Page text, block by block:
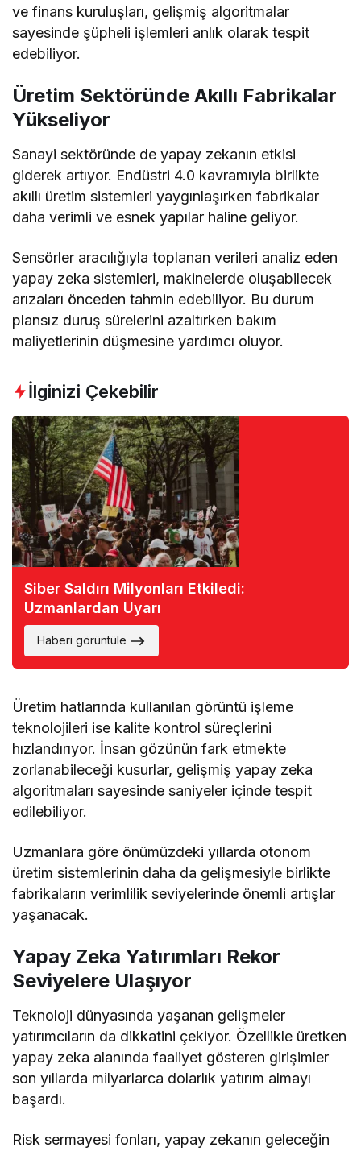
ve finans kuruluşları, gelişmiş algoritmalar
sayesinde şüpheli işlemleri anlık olarak tespit
edebiliyor.
Üretim Sektöründe Akıllı Fabrikalar
Yükseliyor
Sanayi sektöründe de yapay zekanın etkisi
giderek artıyor. Endüstri 4.0 kavramıyla birlikte
akıllı üretim sistemleri yaygınlaşırken fabrikalar
daha verimli ve esnek yapılar haline geliyor.
Sensörler aracılığıyla toplanan verileri analiz eden
yapay zeka sistemleri, makinelerde oluşabilecek
arızaları önceden tahmin edebiliyor. Bu durum
plansız duruş sürelerini azaltırken bakım
maliyetlerinin düşmesine yardımcı oluyor.
İlginizi Çekebilir
Siber Saldırı Milyonları Etkiledi:
Uzmanlardan Uyarı
Haberi görüntüle
Üretim hatlarında kullanılan görüntü işleme
teknolojileri ise kalite kontrol süreçlerini
hızlandırıyor. İnsan gözünün fark etmekte
zorlanabileceği kusurlar, gelişmiş yapay zeka
algoritmaları sayesinde saniyeler içinde tespit
edilebiliyor.
Uzmanlara göre önümüzdeki yıllarda otonom
üretim sistemlerinin daha da gelişmesiyle birlikte
fabrikaların verimlilik seviyelerinde önemli artışlar
yaşanacak.
Yapay Zeka Yatırımları Rekor
Seviyelere Ulaşıyor
Teknoloji dünyasında yaşanan gelişmeler
yatırımcıların da dikkatini çekiyor. Özellikle üretken
yapay zeka alanında faaliyet gösteren girişimler
son yıllarda milyarlarca dolarlık yatırım almayı
başardı.
Risk sermayesi fonları, yapay zekanın geleceğin